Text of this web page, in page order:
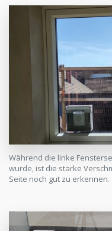
Während die linke
wurde, ist die starke
Seite noch gut zu erkennen.